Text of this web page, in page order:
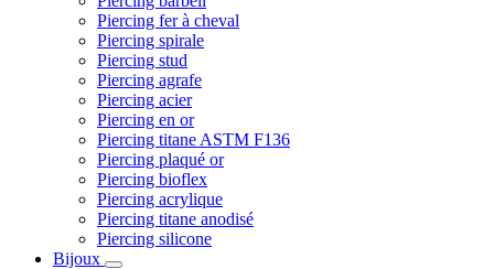
Piercing fer à cheval
Piercing spirale
Piercing stud
Piercing agrafe
Piercing acier
Piercing en or
Piercing titane ASTM F136
Piercing plaqué or
Piercing bioflex
Piercing acrylique
Piercing titane anodisé
Piercing silicone
Bijoux